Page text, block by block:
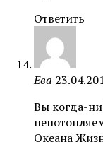
Ответить
Ева
Вы когда-
Океана